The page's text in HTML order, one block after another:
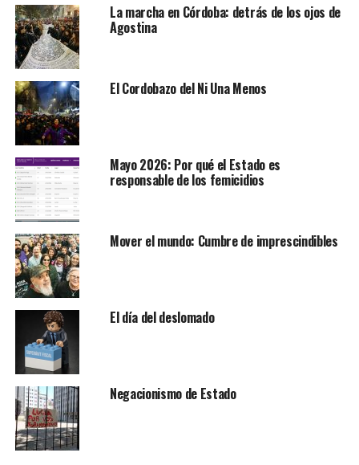
La marcha en Córdoba: detrás de los ojos de
Agostina
El Cordobazo del Ni Una Menos
Mayo 2026: Por qué el Estado es
responsable de los femicidios
Mover el mundo: Cumbre de imprescindibles
El día del deslomado
Negacionismo de Estado